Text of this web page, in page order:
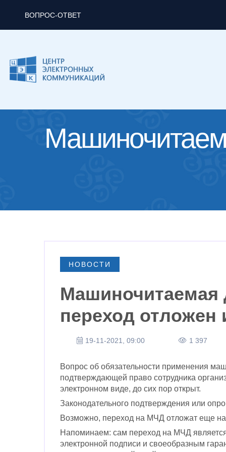
ВОПРОС-ОТВЕТ
НОВОСТИ
Машиночитаемая
переход отложен
19-11-2021, 09:00 1 397
Вопрос об обязательности применения
подтверждающей право сотрудника
электронном виде, до сих пор открыт.
Законодательного подтверждения или
Возможно, переход на МЧД отложат еще на
Напоминаем: сам переход на МЧД
электронной подписи и своеобразным